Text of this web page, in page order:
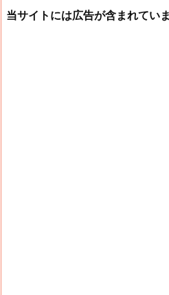
当サイトには広告が含まれていま